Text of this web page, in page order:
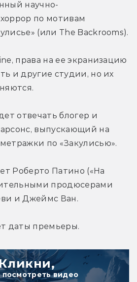
научно-
по мотивам
(или The Backrooms).
права на ее экранизацию
и другие студии, но их
отвечать блогер и
выпускающий на
по «Закулисью».
Роберто Патино («На
продюсерами
и Джеймс Ван.
даты премьеры.
посмотреть видео